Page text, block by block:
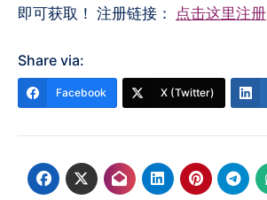
即可获取！ 注册链接： 点击这里注册
Share via:
Facebook X (Twitter)